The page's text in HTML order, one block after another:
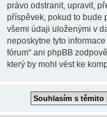
právo odstranit, upravit,
příspěvek, pokud to bude
všemi údaji uloženými v
neposkytne tyto
fórum“ ani phpBB
který by mohl vést ke